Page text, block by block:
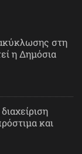
στη
η Δημόσια
και